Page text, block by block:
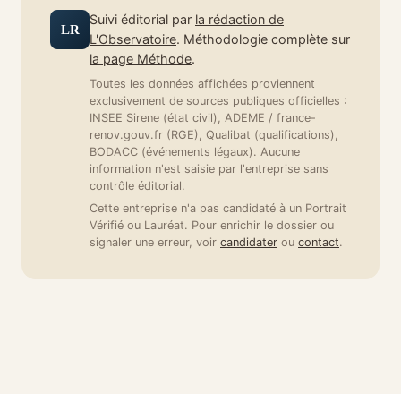
LR
Suivi éditorial par la rédaction de
L'Observatoire. Méthodologie complète sur
la page Méthode.
Toutes les données affichées proviennent
exclusivement de sources publiques officielles :
INSEE Sirene (état civil), ADEME / france-
renov.gouv.fr (RGE), Qualibat (qualifications),
BODACC (événements légaux). Aucune
information n'est saisie par l'entreprise sans
contrôle éditorial.
Cette entreprise n'a pas candidaté à un Portrait
Vérifié ou Lauréat. Pour enrichir le dossier ou
signaler une erreur, voir candidater ou contact.